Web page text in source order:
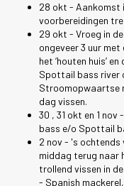
28 okt - Aankomst
voorbereidingen
29 okt - Vroeg in
ongeveer 3 uur
het ‘houten huis’
Spottail bass river
Stroomopwaartse
dag vissen.
30 , 31 okt en 1
bass e/o Spottail
2 nov - 's ochtends
middag terug naar
trollend vissen in
- Spanish